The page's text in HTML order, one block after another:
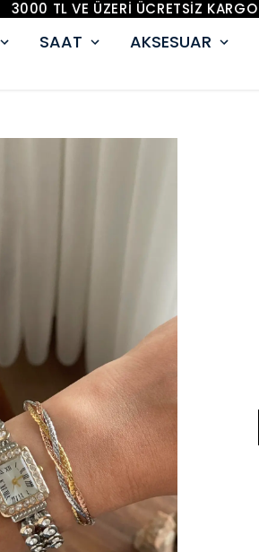
3000 TL VE ÜZERİ ÜCRETSİZ KARGO
SAAT AKSESUAR